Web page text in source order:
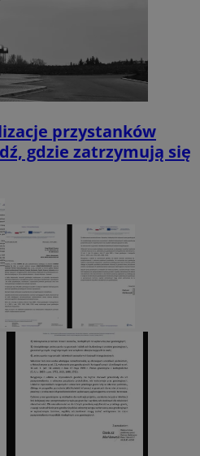
przystanków
gdzie zatrzymują się